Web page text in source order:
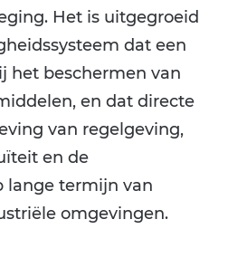
Het is uitgegroeid
dat een
het beschermen van
en dat directe
van regelgeving,
en de
lange termijn van
omgevingen.